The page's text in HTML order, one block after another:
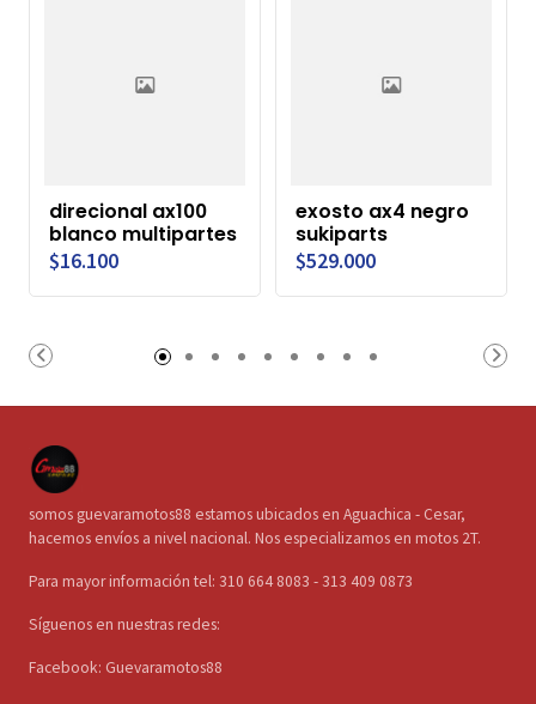
direcional ax100
blanco multipartes
$16.100
exosto ax4 negro
sukiparts
$529.000
somos guevaramotos88 estamos ubicados en Aguachica - Cesar,
hacemos envíos a nivel nacional. Nos especializamos en motos 2T.
Para mayor información tel: 310 664 8083 - 313 409 0873
Síguenos en nuestras redes:
Facebook: Guevaramotos88